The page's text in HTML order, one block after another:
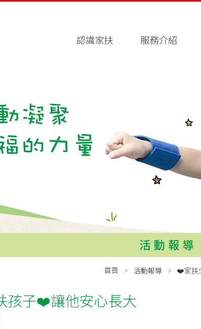
認識家扶 服務介紹
活動報導
首頁 活動報導 ❤️家扶
孩子❤️讓他安心長大